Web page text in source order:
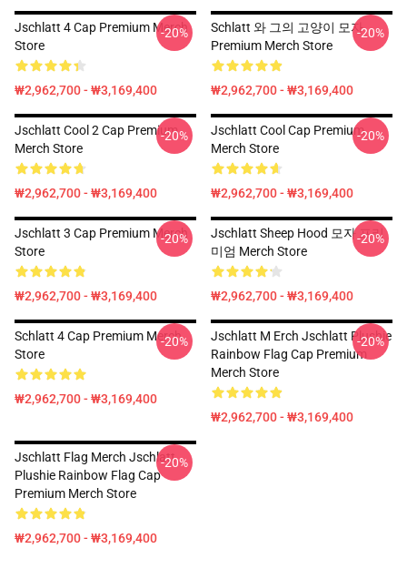
Jschlatt 4 Cap Premium Merch
Store
₩2,962,700 - ₩3,169,400
-20%
Schlatt 와 그의 고양이 모자
Premium Merch Store
₩2,962,700 - ₩3,169,400
-20%
Jschlatt Cool 2 Cap Premium
Merch Store
₩2,962,700 - ₩3,169,400
-20%
Jschlatt Cool Cap Premium
Merch Store
₩2,962,700 - ₩3,169,400
-20%
Jschlatt 3 Cap Premium Merch
Store
₩2,962,700 - ₩3,169,400
-20%
Jschlatt Sheep Hood 모자 프리
미엄 Merch Store
₩2,962,700 - ₩3,169,400
-20%
Schlatt 4 Cap Premium Merch
Store
₩2,962,700 - ₩3,169,400
-20%
Jschlatt M Erch Jschlatt Plushie
Rainbow Flag Cap Premium
Merch Store
₩2,962,700 - ₩3,169,400
-20%
Jschlatt Flag Merch Jschlatt
Plushie Rainbow Flag Cap
Premium Merch Store
₩2,962,700 - ₩3,169,400
-20%